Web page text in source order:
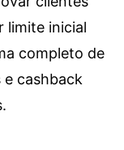
limite inicial
completo de
cashback